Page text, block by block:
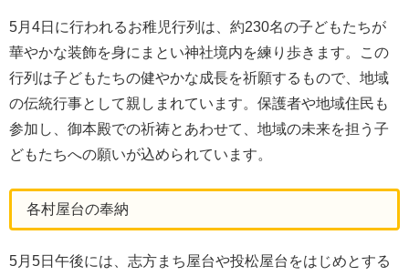
5月4日に行われるお稚児行列は、約230名の子どもたちが
華やかな装飾を身にまとい神社境内を練り歩きます。この
行列は子どもたちの健やかな成長を祈願するもので、地域
の伝統行事として親しまれています。保護者や地域住民も
参加し、御本殿での祈祷とあわせて、地域の未来を担う子
どもたちへの願いが込められています。
各村屋台の奉納
5月5日午後には、志方まち屋台や投松屋台をはじめとする